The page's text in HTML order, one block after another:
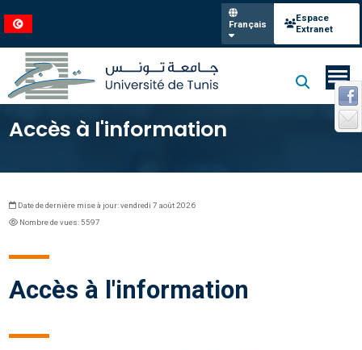
Français
Espace
Extranet
Accès à l'information
Date de dernière mise à jour: vendredi 7 août 2026
Nombre de vues: 5597
Accès à l'information